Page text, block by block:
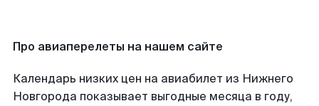
Про авиаперелеты на нашем сайте
Календарь низких цен на авиабилет из Нижнего
Новгорода показывает выгодные месяца в году,